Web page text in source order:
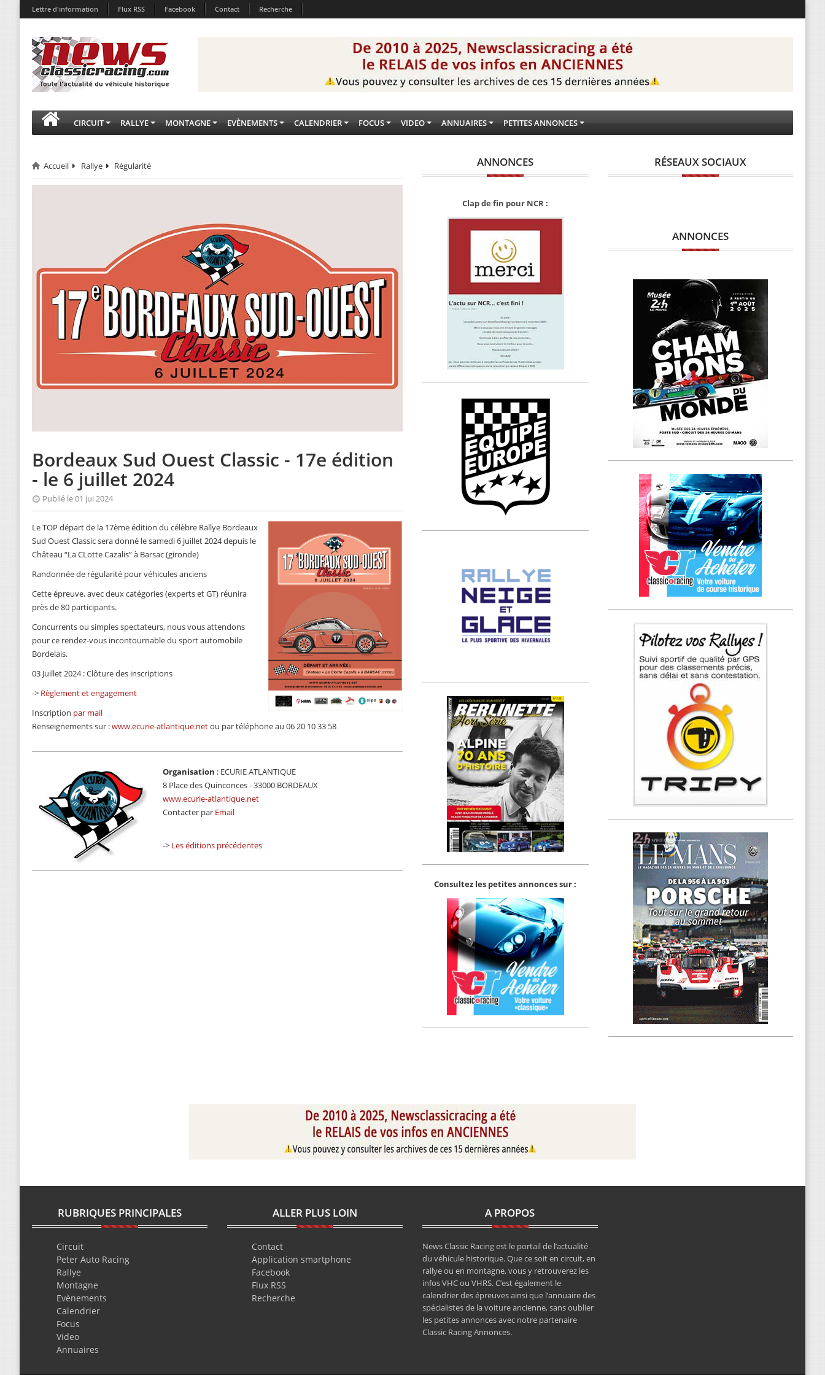
Lettre d'information Flux RSS Facebook Contact Recherche
CIRCUIT RALLYE MONTAGNE EVÈNEMENTS CALENDRIER FOCUS VIDEO ANNUAIRES PETITES ANNONCES
Accueil Rallye Régularité
Bordeaux Sud Ouest Classic - 17e édition
- le 6 juillet 2024
Publié le 01 jui 2024
Le TOP départ de la 17ème édition du célèbre Rallye Bordeaux
Sud Ouest Classic sera donné le samedi 6 juillet 2024 depuis le
Château “La CLotte Cazalis” à Barsac (gironde)
Randonnée de régularité pour véhicules anciens
Cette épreuve, avec deux catégories (experts et GT) réunira
près de 80 participants.
Concurrents ou simples spectateurs, nous vous attendons
pour ce rendez-vous incontournable du sport automobile
Bordelais.
03 Juillet 2024 : Clôture des inscriptions
-> Règlement et engagement
Inscription par mail
Renseignements sur :www.ecurie-atlantique.netou par téléphone au 06 20 10 33 58
Organisation : ECURIE ATLANTIQUE
8 Place des Quinconces - 33000 BORDEAUX
www.ecurie-atlantique.net
Contacter par Email
-> Les éditions précédentes
ANNONCES
Clap de fin pour NCR :
Consultez les petites annonces sur :
RÉSEAUX SOCIAUX
ANNONCES
RUBRIQUES PRINCIPALES
Circuit
Peter Auto Racing
Rallye
Montagne
Evènements
Calendrier
Focus
Video
Annuaires
ALLER PLUS LOIN
Contact
Application smartphone
Facebook
Flux RSS
Recherche
A PROPOS
News Classic Racing est le portail de l’actualité
du véhicule historique. Que ce soit en circuit, en
rallye ou en montagne, vous y retrouverez les
infos VHC ou VHRS. C’est également le
calendrier des épreuves ainsi que l’annuaire des
spécialistes de la voiture ancienne, sans oublier
les petites annonces avec notre partenaire
Classic Racing Annonces.